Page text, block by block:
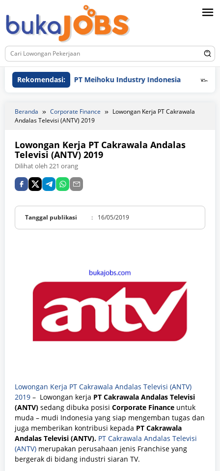
ke
konten
Rekomendasi:PT Meihoku Industry Indonesia PT
Beranda Corporate Finance
Lowongan Kerja PT Cakrawala
Andalas Televisi (ANTV) 2019
Lowongan Kerja PT Cakrawala Andalas
Televisi (ANTV) 2019
Dilihat oleh 221 orang
Tanggal publikasi : 16/05/2019
Lowongan Kerja PT Cakrawala Andalas Televisi (ANTV)
2019 – Lowongan kerja PT Cakrawala Andalas Televisi
(ANTV) sedang dibuka posisi Corporate Finance untuk
muda – mudi Indonesia yang siap mengemban tugas dan
juga memberikan kontribusi kepada PT Cakrawala
Andalas Televisi (ANTV). PT Cakrawala Andalas Televisi
(ANTV) merupakan perusahaan jenis Franchise yang
bergerak di bidang industri siaran TV.